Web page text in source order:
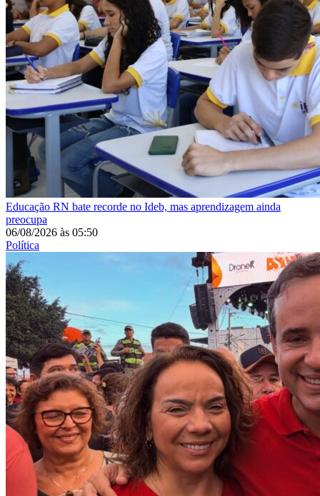
Educação RN bate recorde no Ideb, mas aprendizagem ainda
preocupa
06/08/2026 às 05:50
Política